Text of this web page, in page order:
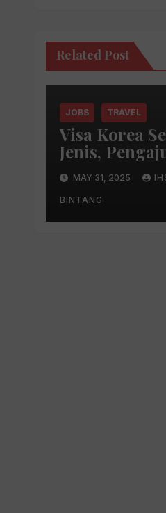
Related Post
JOBS TRAVEL
Visa Korea
Jenis,
Biaya, dan
MAY 31, 2025
BINTANG